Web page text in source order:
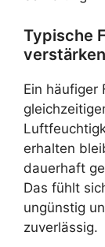
Typische
verstärken
Ein häufiger
erhalten
dauerhaft
Das fühlt
ungünstig
zuverlässig.